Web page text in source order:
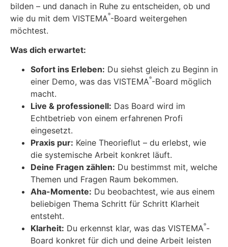
bilden – und danach in Ruhe zu entscheiden, ob und
wie du mit dem VISTEMA®-Board weitergehen
möchtest.
Was dich erwartet:
Sofort ins Erleben: Du siehst gleich zu Beginn in
einer Demo, was das VISTEMA®-Board möglich
macht.
Live & professionell: Das Board wird im
Echtbetrieb von einem erfahrenen Profi
eingesetzt.
Praxis pur: Keine Theorieflut – du erlebst, wie
die systemische Arbeit konkret läuft.
Deine Fragen zählen: Du bestimmst mit, welche
Themen und Fragen Raum bekommen.
Aha-Momente: Du beobachtest, wie aus einem
beliebigen Thema Schritt für Schritt Klarheit
entsteht.
Klarheit: Du erkennst klar, was das VISTEMA®-
Board konkret für dich und deine Arbeit leisten